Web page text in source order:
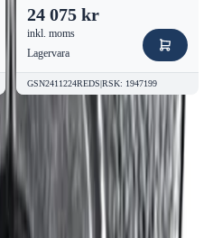
24 075 kr
inkl. moms
Lagervara
GSN2411224REDS|RSK: 1947199